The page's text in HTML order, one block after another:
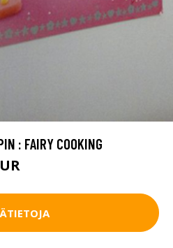
: FAIRY COOKING